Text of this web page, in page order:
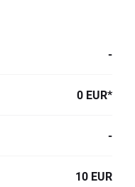
-
0 EUR*
-
10 EUR